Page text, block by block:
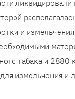
и
табака и 2880
измельчения и